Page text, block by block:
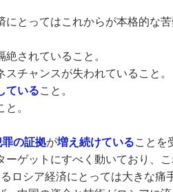
にとってはこれからが本格的な
されていること。
チャンスが失われていること。
ていること。
。
の証拠が増え続けていることを
ゲットにすべく動いており、
ロシア経済にとっては大きな痛